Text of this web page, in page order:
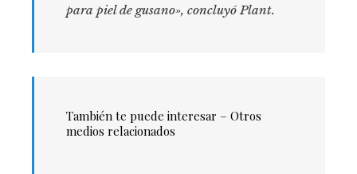
para piel de gusano», concluyó Plant.
También te puede interesar – Otros
medios relacionados